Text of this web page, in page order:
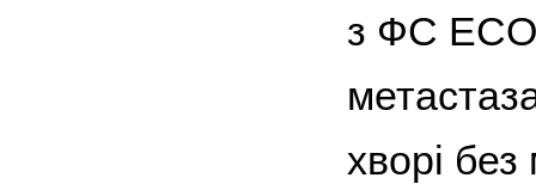
з ФС
хворі без